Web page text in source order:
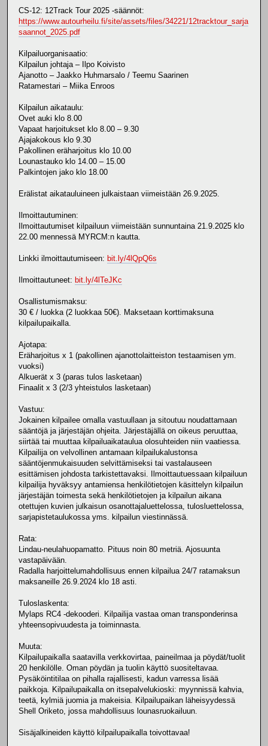
CS-12: 12Track Tour 2025 -säännöt:
https://www.autourheilu.fi/site/assets/files/34221/12tracktour_sarja
saannot_2025.pdf
Kilpailuorganisaatio:
Kilpailun johtaja – Ilpo Koivisto
Ajanotto – Jaakko Huhmarsalo / Teemu Saarinen
Ratamestari – Miika Enroos
Kilpailun aikataulu:
Ovet auki klo 8.00
Vapaat harjoitukset klo 8.00 – 9.30
Ajajakokous klo 9.30
Pakollinen eräharjoitus klo 10.00
Lounastauko klo 14.00 – 15.00
Palkintojen jako klo 18.00
Erälistat aikatauluineen julkaistaan viimeistään 26.9.2025.
Ilmoittautuminen:
Ilmoittautumiset kilpailuun viimeistään sunnuntaina 21.9.2025 klo
22.00 mennessä MYRCM:n kautta.
Linkki ilmoittautumiseen: bit.ly/4lQpQ6s
Ilmoittautuneet: bit.ly/4lTeJKc
Osallistumismaksu:
30 € / luokka (2 luokkaa 50€). Maksetaan korttimaksuna
kilpailupaikalla.
Ajotapa:
Eräharjoitus x 1 (pakollinen ajanottolaitteiston testaamisen ym.
vuoksi)
Alkuerät x 3 (paras tulos lasketaan)
Finaalit x 3 (2/3 yhteistulos lasketaan)
Vastuu:
Jokainen kilpailee omalla vastuullaan ja sitoutuu noudattamaan
sääntöjä ja järjestäjän ohjeita. Järjestäjällä on oikeus peruuttaa,
siirtää tai muuttaa kilpailuaikataulua olosuhteiden niin vaatiessa.
Kilpailija on velvollinen antamaan kilpailukalustonsa
sääntöjenmukaisuuden selvittämiseksi tai vastalauseen
esittämisen johdosta tarkistettavaksi. Ilmoittautuessaan kilpailuun
kilpailija hyväksyy antamiensa henkilötietojen käsittelyn kilpailun
järjestäjän toimesta sekä henkilötietojen ja kilpailun aikana
otettujen kuvien julkaisun osanottajaluettelossa, tulosluettelossa,
sarjapistetaulukossa yms. kilpailun viestinnässä.
Rata:
Lindau-neulahuopamatto. Pituus noin 80 metriä. Ajosuunta
vastapäivään.
Radalla harjoittelumahdollisuus ennen kilpailua 24/7 ratamaksun
maksaneille 26.9.2024 klo 18 asti.
Tuloslaskenta:
Mylaps RC4 -dekooderi. Kilpailija vastaa oman transponderinsa
yhteensopivuudesta ja toiminnasta.
Muuta:
Kilpailupaikalla saatavilla verkkovirtaa, paineilmaa ja pöydät/tuolit
20 henkilölle. Oman pöydän ja tuolin käyttö suositeltavaa.
Pysäköintitilaa on pihalla rajallisesti, kadun varressa lisää
paikkoja. Kilpailupaikalla on itsepalvelukioski: myynnissä kahvia,
teetä, kylmiä juomia ja makeisia. Kilpailupaikan läheisyydessä
Shell Oriketo, jossa mahdollisuus lounasruokailuun.
Sisäjalkineiden käyttö kilpailupaikalla toivottavaa!